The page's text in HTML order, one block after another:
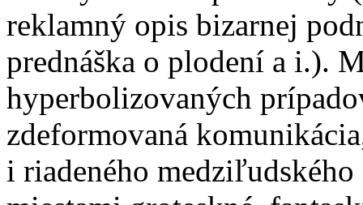
reklamný opis bizarnej
prednáška o plodení a i.).
hyperbolizovaných
zdeformovaná
i riadeného